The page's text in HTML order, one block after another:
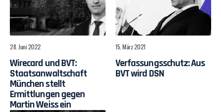
28. Juni 2022
Wirecard und BVT:
Staatsanwaltschaft
München stellt
Ermittlungen gegen
Martin Weiss ein
15. März 2021
Verfassungsschutz: Aus
BVT wird DSN